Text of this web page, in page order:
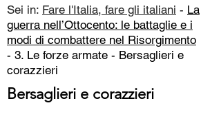
Sei in: Fare l'Italia, fare gli italiani - La
guerra nell’Ottocento: le battaglie e i
modi di combattere nel Risorgimento
- 3. Le forze armate - Bersaglieri e
corazzieri
Bersaglieri e corazzieri